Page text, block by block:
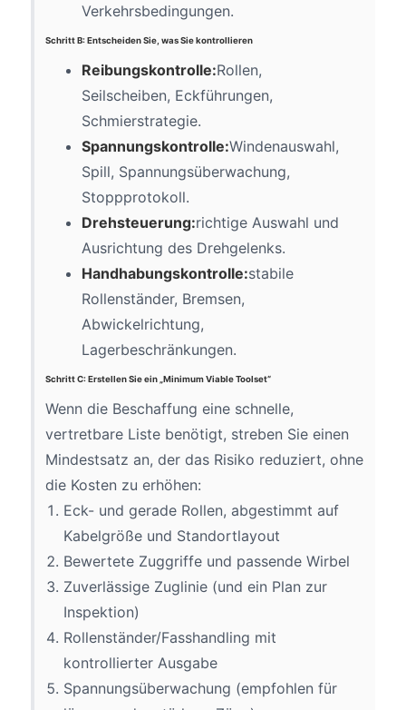
Verkehrsbedingungen.
Schritt B: Entscheiden Sie, was Sie kontrollieren
Reibungskontrolle:Rollen,
Seilscheiben, Eckführungen,
Schmierstrategie.
Spannungskontrolle:Windenauswahl,
Spill, Spannungsüberwachung,
Stoppprotokoll.
Drehsteuerung:richtige Auswahl und
Ausrichtung des Drehgelenks.
Handhabungskontrolle:stabile
Rollenständer, Bremsen,
Abwickelrichtung,
Lagerbeschränkungen.
Schritt C: Erstellen Sie ein „Minimum Viable Toolset“
Wenn die Beschaffung eine schnelle,
vertretbare Liste benötigt, streben Sie einen
Mindestsatz an, der das Risiko reduziert, ohne
die Kosten zu erhöhen:
Eck- und gerade Rollen, abgestimmt auf
Kabelgröße und Standortlayout
Bewertete Zuggriffe und passende Wirbel
Zuverlässige Zuglinie (und ein Plan zur
Inspektion)
Rollenständer/Fasshandling mit
kontrollierter Ausgabe
Spannungsüberwachung (empfohlen für